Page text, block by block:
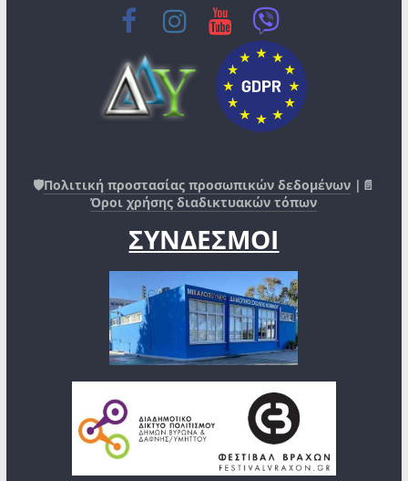
🛡️Πολιτική προστασίας προσωπικών δεδομένων |📄
Όροι χρήσης διαδικτυακών τόπων
ΣΥΝΔΕΣΜΟΙ